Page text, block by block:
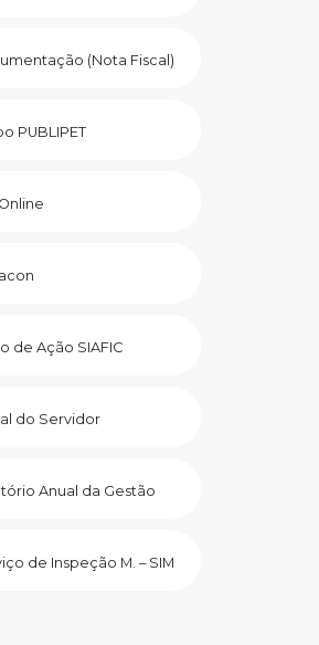
(Nota Fiscal)
PUBLIPET
de Ação SIAFIC
do Servidor
Anual da Gestão
de Inspeção M. – SIM